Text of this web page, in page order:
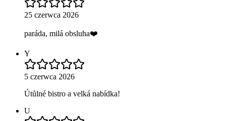
25 czerwca 2026
paráda, milá obsluha❤️
Y
5 czerwca 2026
Útůlné bistro a velká nabídka!
U